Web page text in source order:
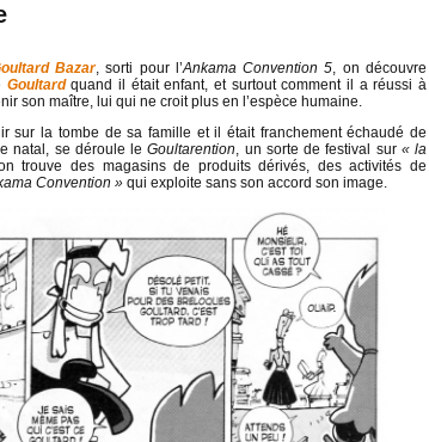
Bazar, sorti pour l’Ankama Convention 5, on découvre
Goultardquand il était enfant, et surtout comment il a réussi à
son maître, lui qui ne croit plus en l’espèce humaine.
sur la tombe de sa famille et il était franchement échaudé de
natal, se déroule leGoultarention, un sorte de festival sur « la
trouve des magasins de produits dérivés, des activités de
Convention » qui exploite sans son accord son image.